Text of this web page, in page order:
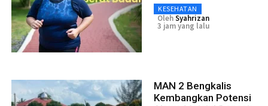
KESEHATAN
OlehSyahrizan
3 jam yang lalu
MAN 2 Bengkalis
Kembangkan Potensi